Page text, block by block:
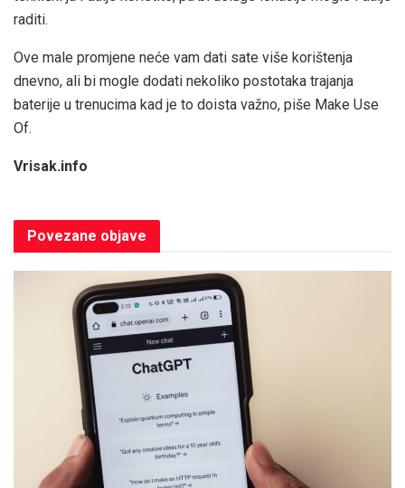
raditi.
Ove male promjene neće vam dati sate više korištenja
dnevno, ali bi mogle dodati nekoliko postotaka trajanja
baterije u trenucima kad je to doista važno, piše Make Use
Of.
Vrisak.info
Povezane objave